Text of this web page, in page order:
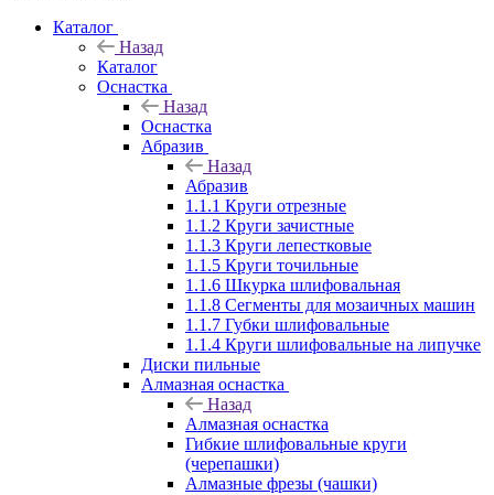
Каталог
Назад
Каталог
Оснастка
Назад
Оснастка
Абразив
Назад
Абразив
1.1.1 Круги отрезные
1.1.2 Круги зачистные
1.1.3 Круги лепестковые
1.1.5 Круги точильные
1.1.6 Шкурка шлифовальная
1.1.8 Сегменты для мозаичных машин
1.1.7 Губки шлифовальные
1.1.4 Круги шлифовальные на липучке
Диски пильные
Алмазная оснастка
Назад
Алмазная оснастка
Гибкие шлифовальные круги
(черепашки)
Алмазные фрезы (чашки)